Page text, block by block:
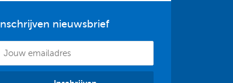
Inschrijven nieuwsbrief